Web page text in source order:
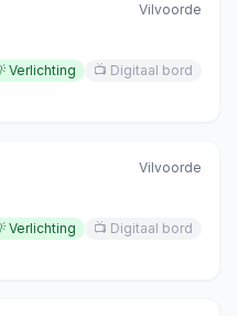
Vilvoorde
Verlichting 📺 Digitaal bord
Vilvoorde
Verlichting 📺 Digitaal bord